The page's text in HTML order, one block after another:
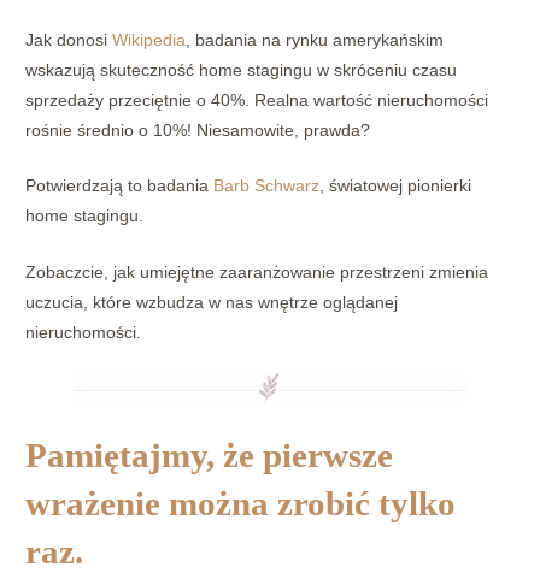
Jak donosi Wikipedia , badania na rynku amerykańskim
wskazują skuteczność home stagingu w skróceniu czasu
sprzedaży przeciętnie o 40%. Realna wartość nieruchomości
rośnie średnio o 10%! Niesamowite, prawda?
Potwierdzają to badania Barb Schwarz, światowej pionierki
home stagingu.
Zobaczcie, jak umiejętne zaaranżowanie przestrzeni zmienia
uczucia, które wzbudza w nas wnętrze oglądanej
nieruchomości.
Pamiętajmy, że pierwsze
wrażenie można zrobić tylko
raz.